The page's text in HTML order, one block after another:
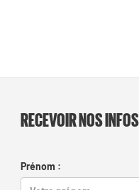
RECEVOIR NOS INFOS
Prénom :